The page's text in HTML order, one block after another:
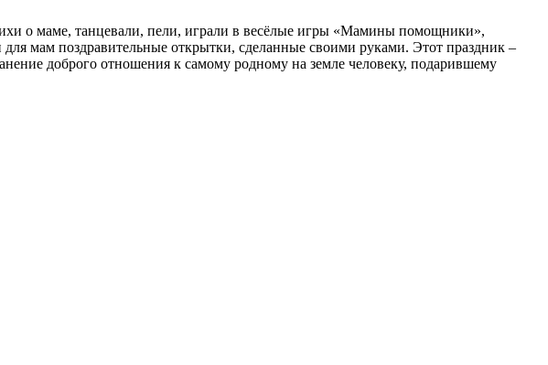
о маме, танцевали, пели, играли в весёлые игры «Мамины помощники»,
мам поздравительные открытки, сделанные своими руками. Этот праздник –
доброго отношения к самому родному на земле человеку, подарившему